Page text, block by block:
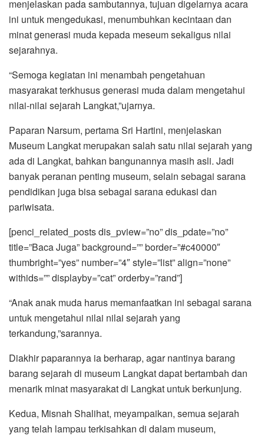
menjelaskan pada sambutannya, tujuan digelarnya acara
ini untuk mengedukasi, menumbuhkan kecintaan dan
minat generasi muda kepada meseum sekaligus nilai
sejarahnya.
“Semoga kegiatan ini menambah pengetahuan
masyarakat terkhusus generasi muda dalam mengetahui
nilai-nilai sejarah Langkat,”ujarnya.
Paparan Narsum, pertama Sri Hartini, menjelaskan
Museum Langkat merupakan salah satu nilai sejarah yang
ada di Langkat, bahkan bangunannya masih asli. Jadi
banyak peranan penting museum, selain sebagai sarana
pendidikan juga bisa sebagai sarana edukasi dan
pariwisata.
[penci_related_posts dis_pview=”no” dis_pdate=”no”
title=”Baca Juga” background=”” border=”#c40000″
thumbright=”yes” number=”4″ style=”list” align=”none”
withids=”” displayby=”cat” orderby=”rand”]
“Anak anak muda harus memanfaatkan ini sebagai sarana
untuk mengetahui nilai nilai sejarah yang
terkandung,”sarannya.
Diakhir paparannya ia berharap, agar nantinya barang
barang sejarah di museum Langkat dapat bertambah dan
menarik minat masyarakat di Langkat untuk berkunjung.
Kedua, Misnah Shalihat, meyampaikan, semua sejarah
yang telah lampau terkisahkan di dalam museum,